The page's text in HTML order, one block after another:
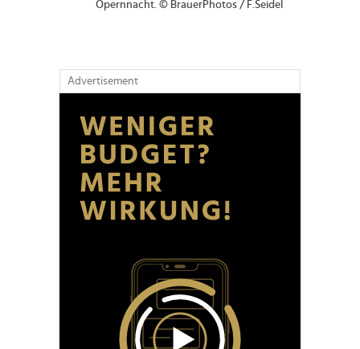
Opernnacht. © BrauerPhotos / F.Seidel
Advertisement